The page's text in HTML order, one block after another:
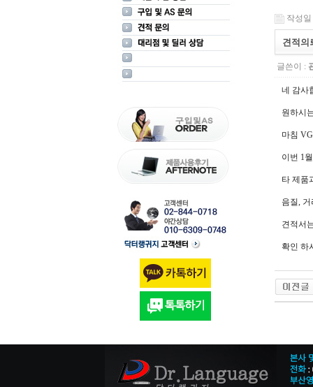
작성일
견적의
글쓴이 :
네 감사
원하시
마침
이번 1
타 제품
음질,
견적서
확인 하